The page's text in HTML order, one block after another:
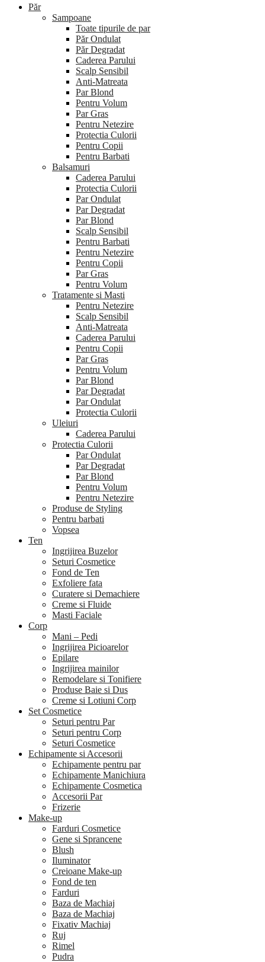
Păr
Sampoane
Toate tipurile de par
Păr Ondulat
Păr Degradat
Caderea Parului
Scalp Sensibil
Anti-Matreata
Par Blond
Pentru Volum
Par Gras
Pentru Netezire
Protectia Culorii
Pentru Copii
Pentru Barbati
Balsamuri
Caderea Parului
Protectia Culorii
Par Ondulat
Par Degradat
Par Blond
Scalp Sensibil
Pentru Barbati
Pentru Netezire
Pentru Copii
Par Gras
Pentru Volum
Tratamente si Masti
Pentru Netezire
Scalp Sensibil
Anti-Matreata
Caderea Parului
Pentru Copii
Par Gras
Pentru Volum
Par Blond
Par Degradat
Par Ondulat
Protectia Culorii
Uleiuri
Caderea Parului
Protectia Culorii
Par Ondulat
Par Degradat
Par Blond
Pentru Volum
Pentru Netezire
Produse de Styling
Pentru barbati
Vopsea
Ten
Ingrijirea Buzelor
Seturi Cosmetice
Fond de Ten
Exfoliere fata
Curatere si Demachiere
Creme si Fluide
Masti Faciale
Corp
Mani – Pedi
Ingrijirea Picioarelor
Epilare
Ingrijirea mainilor
Remodelare si Tonifiere
Produse Baie si Dus
Creme si Lotiuni Corp
Set Cosmetice
Seturi pentru Par
Seturi pentru Corp
Seturi Cosmetice
Echipamente si Accesorii
Echipamente pentru par
Echipamente Manichiura
Echipamente Cosmetica
Accesorii Par
Frizerie
Make-up
Farduri Cosmetice
Gene si Sprancene
Blush
Iluminator
Creioane Make-up
Fond de ten
Farduri
Baza de Machiaj
Baza de Machiaj
Fixativ Machiaj
Ruj
Rimel
Pudra